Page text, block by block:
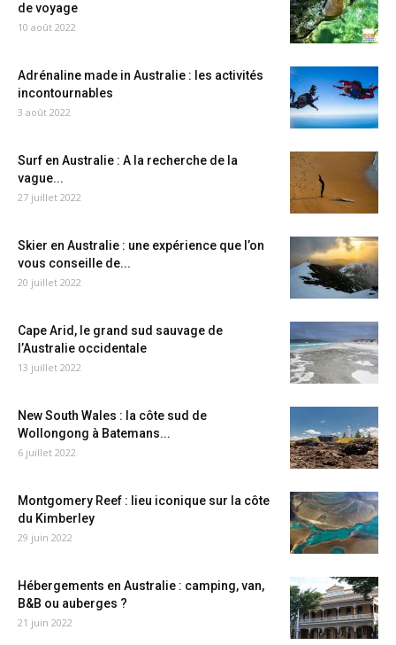
de voyage
10 août 2022
Adrénaline made in Australie : les activités
incontournables
3 août 2022
Surf en Australie : A la recherche de la
vague...
27 juillet 2022
Skier en Australie : une expérience que l’on
vous conseille de...
20 juillet 2022
Cape Arid, le grand sud sauvage de
l’Australie occidentale
13 juillet 2022
New South Wales : la côte sud de
Wollongong à Batemans...
6 juillet 2022
Montgomery Reef : lieu iconique sur la côte
du Kimberley
29 juin 2022
Hébergements en Australie : camping, van,
B&B ou auberges ?
21 juin 2022